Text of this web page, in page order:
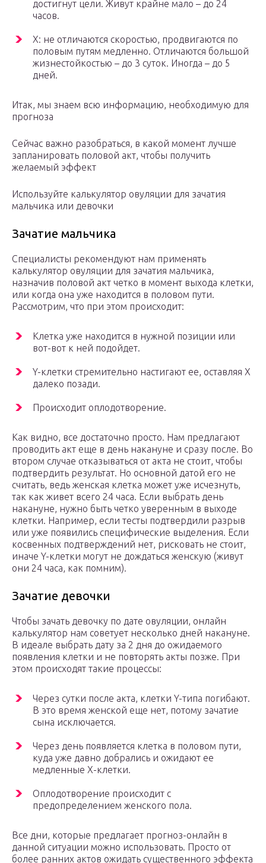
достигнут цели. Живут крайне мало – до 24
часов.
Х: не отличаются скоростью, продвигаются по
половым путям медленно. Отличаются большой
жизнестойкостью – до 3 суток. Иногда – до 5
дней.
Итак, мы знаем всю информацию, необходимую для
прогноза
Сейчас важно разобраться, в какой момент лучше
запланировать половой акт, чтобы получить
желаемый эффект
Используйте калькулятор овуляции для зачатия
мальчика или девочки
Зачатие мальчика
Специалисты рекомендуют нам применять
калькулятор овуляции для зачатия мальчика,
назначив половой акт четко в момент выхода клетки,
или когда она уже находится в половом пути.
Рассмотрим, что при этом происходит:
Клетка уже находится в нужной позиции или
вот-вот к ней подойдет.
Y-клетки стремительно настигают ее, оставляя Х
далеко позади.
Происходит оплодотворение.
Как видно, все достаточно просто. Нам предлагают
проводить акт еще в день накануне и сразу после. Во
втором случае отказываться от акта не стоит, чтобы
подтвердить результат. Но основной датой его не
считать, ведь женская клетка может уже исчезнуть,
так как живет всего 24 часа. Если выбрать день
накануне, нужно быть четко уверенным в выходе
клетки. Например, если тесты подтвердили разрыв
или уже появились специфические выделения. Если
косвенных подтверждений нет, рисковать не стоит,
иначе Y-клетки могут не дождаться женскую (живут
они 24 часа, как помним).
Зачатие девочки
Чтобы зачать девочку по дате овуляции, онлайн
калькулятор нам советует несколько дней накануне.
В идеале выбрать дату за 2 дня до ожидаемого
появления клетки и не повторять акты позже. При
этом происходят такие процессы:
Через сутки после акта, клетки Y-типа погибают.
В это время женской еще нет, потому зачатие
сына исключается.
Через день появляется клетка в половом пути,
куда уже давно добрались и ожидают ее
медленные Х-клетки.
Оплодотворение происходит с
предопределением женского пола.
Все дни, которые предлагает прогноз-онлайн в
данной ситуации можно использовать. Просто от
более ранних актов ожидать существенного эффекта